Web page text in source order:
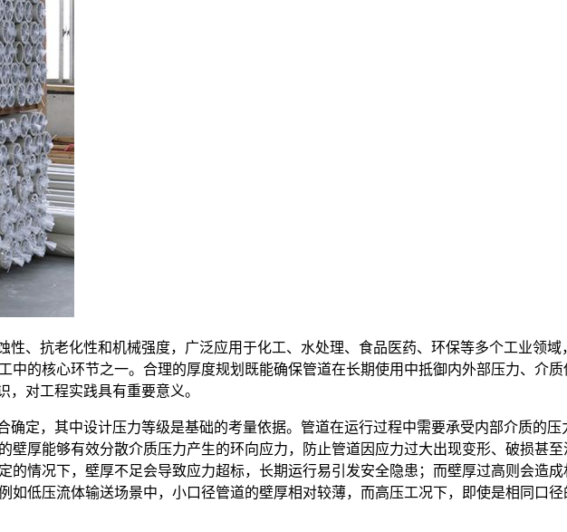
性、抗老化性和机械强度，广泛应用于化工、水处理、食品医药、环保等多个工业领
中的核心环节之一。合理的厚度规划既能确保管道在长期使用中抵御内外部压力、介
，对工程实践具有重要意义。
确定，其中设计压力等级是基础的考量依据。管道在运行过程中需要承受内部介质的
壁厚能够有效分散介质压力产生的环向应力，防止管道因应力过大出现变形、破损甚
的情况下，壁厚不足会导致应力超标，长期运行易引发安全隐患；而壁厚过高则会造
如低压流体输送场景中，小口径管道的壁厚相对较薄，而高压工况下，即使是相同口